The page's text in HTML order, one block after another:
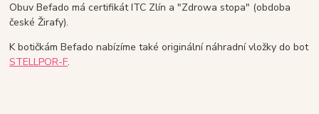
Obuv Befado má certifikát ITC Zlín a "Zdrowa stopa" (obdoba
české Žirafy).
K botičkám Befado nabízíme také originální náhradní vložky do bot
STELLPOR-F.